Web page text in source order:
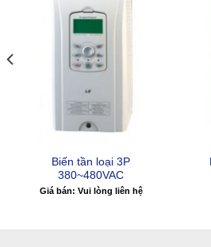
Biến tần loại 3P
380~480VAC
Giá bán: Vui lòng liên hệ